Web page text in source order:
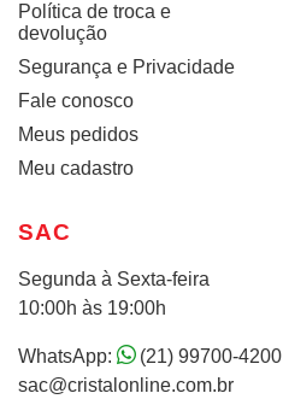
Política de troca e
devolução
Segurança e Privacidade
Fale conosco
Meus pedidos
Meu cadastro
SAC
Segunda à Sexta-feira
10:00h às 19:00h
WhatsApp:
(21) 99700-4200
sac@cristalonline.com.br